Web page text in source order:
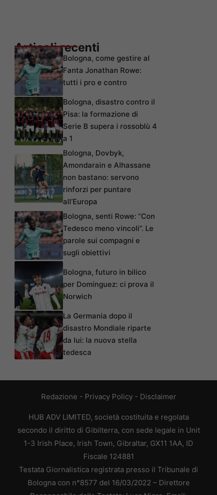
Articoli recenti
Bologna, come gestire al
Fanta Jonathan Rowe:
tutti i pro e contro
Bologna, disastro contro il
Pisa: la formazione di
Serie B supera i rossoblù 4
a 1
Bologna, Dovbyk,
Amondarain e Alhassane
non bastano: servono
rinforzi per puntare
all’Europa
Bologna, senti Rowe: “Con
Tedesco meno vincoli”. Le
parole sui compagni e
sugli obiettivi
Bologna, futuro in bilico
per Domínguez: ci prova il
Norwich
La Germania dopo il
disastro Mondiale riparte
da lui: la nuova stella
tedesca
Redazione - Privacy Policy- Disclaimer
HUB ADV LIMITED, società costituita e regolata
secondo il diritto di Gibilterra, con sede legale in Unit
1-3 Irish Place, Irish Town, Gibraltar, GX11 1AA, ID
Fiscale 124881
Testata Giornalistica registrata presso il Tribunale di
Bologna con n°8577 del 16/03/2022 – Direttore